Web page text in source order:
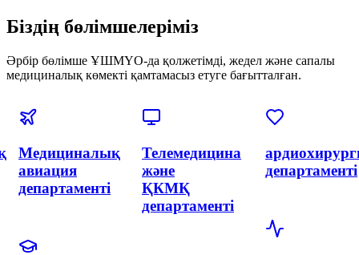
Біздің бөлімшелеріміз
Әрбір бөлімше ҰШМҮО-да қолжетімді, жедел және сапалы
медициналық көмекті қамтамасыз етуге бағытталған.
Эндоваскулярлық
хирургия
және
департаменті
Акушерлік
және
гинекология
орталығы
Акушерлік
департаменті